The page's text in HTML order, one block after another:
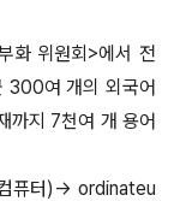
화 위원회>에서 전
300여 개의 외국어
까지 7천여 개 용어
퓨터)→ ordinateu